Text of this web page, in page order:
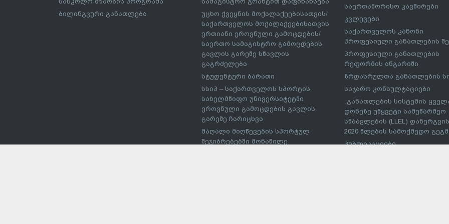
ბილინგვური განათლება
უცხო ქვეყნის მოქალაქეებისათვის/
საქართველოს მოქალაქეებისათვის
ერთიანი ეროვნული გამოცდების/
საერთო სამაგისტრო გამოცდების
გავლის გარეშე სწავლის
გაგრძელება
სტუდენტური ბარათი
სსიპ – საქართველოს სპორტის
სახელმწიფო უნივერსიტეტში
ეროვნული გამოცდების გავლის
გარეშე ჩარიცხვა
მაღალი მიღწევების სპორტულ
შეჯიბრებებში მონაწილე
საერთაშორისო კავშირები
კვლევები
საქართველოს კანონი
პროფესიული განათლების
პროფესიული განათლების
რეფორმის ანგარიში
ზრდასრულთა განათლების
საჯარო კონსულტაციები
„განათლების სისტემის
დონეზე უწყვეტი სამეწარმეო
სწაავლების (LLEL) დანერგვის
2020 წლების სამოქმედო
პუბლიკაციები